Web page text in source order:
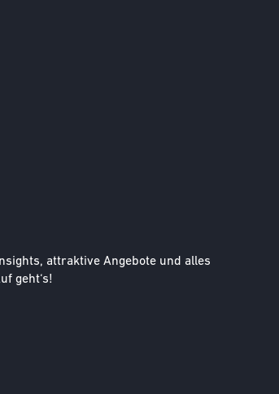
attraktive Angebote und alles
geht‘s!